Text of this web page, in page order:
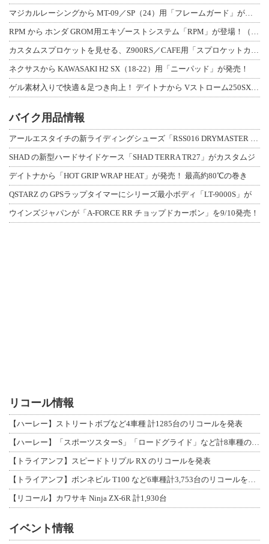
マジカルレーシングから MT-09／SP（24）用「フレームガード」が登場！
RPM から ホンダ GROM用エキゾーストシステム「RPM」が登場！（動画あり
カスタムスプロケットを見せる、Z900RS／CAFE用「スプロケットカバーフルキ
ネクサスから KAWASAKI H2 SX（18-22）用「ニーパッド」が発売！
ゲル素材入りで快適＆足つき向上！ デイトナから Vストローム250SX用「快適ロ
バイク用品情報
アールエスタイチの新ライディングシューズ「RSS016 DRYMASTER スト
SHAD の新型ハードサイドケース「SHAD TERRA TR27」がカスタムジ
デイトナから「HOT GRIP WRAP HEAT」が発売！ 最高約80℃の巻き
QSTARZ の GPSラップタイマーにシリーズ最小ボディ「LT-9000S」が
ウインズジャパンが「A-FORCE RR チョップドカーボン」を9/10発売！
リコール情報
【ハーレー】ストリートボブなど4車種 計1285台のリコールを発表
【ハーレー】「スポーツスターS」「ロードグライド」など計8車種のリコールを発表
【トライアンフ】スピードトリプル RX のリコールを発表
【トライアンフ】ボンネビル T100 など6車種計3,753台のリコールを発表
【リコール】カワサキ Ninja ZX-6R 計1,930台
イベント情報